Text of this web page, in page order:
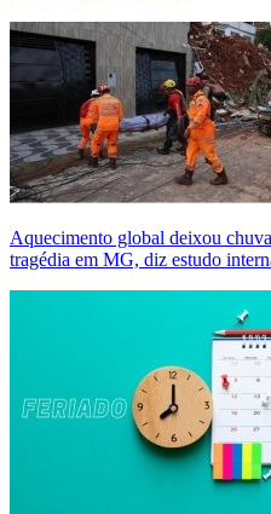
Aquecimento global deixou
tragédia em MG, diz estudo